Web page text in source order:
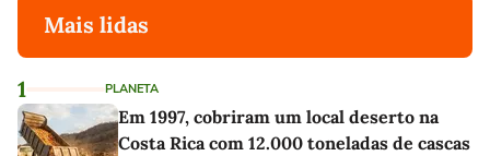
Mais lidas
1 PLANETA
Em 1997, cobriram um local deserto na
Costa Rica com 12.000 toneladas de cascas